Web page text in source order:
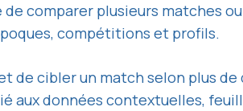
comparer plusieurs matches
compétitions et profils.
de cibler un match selon plus
aux données contextuelles,